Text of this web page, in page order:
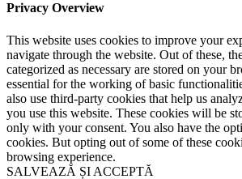
Privacy Overview
This website uses cookies to improve your
navigate through the website. Out of these,
categorized as necessary are stored on your
essential for the working of basic
also use third-party cookies that help us
you use this website. These cookies will be
only with your consent. You also have the
cookies. But opting out of some of these
browsing experience.
SALVEAZĂ ȘI ACCEPTĂ